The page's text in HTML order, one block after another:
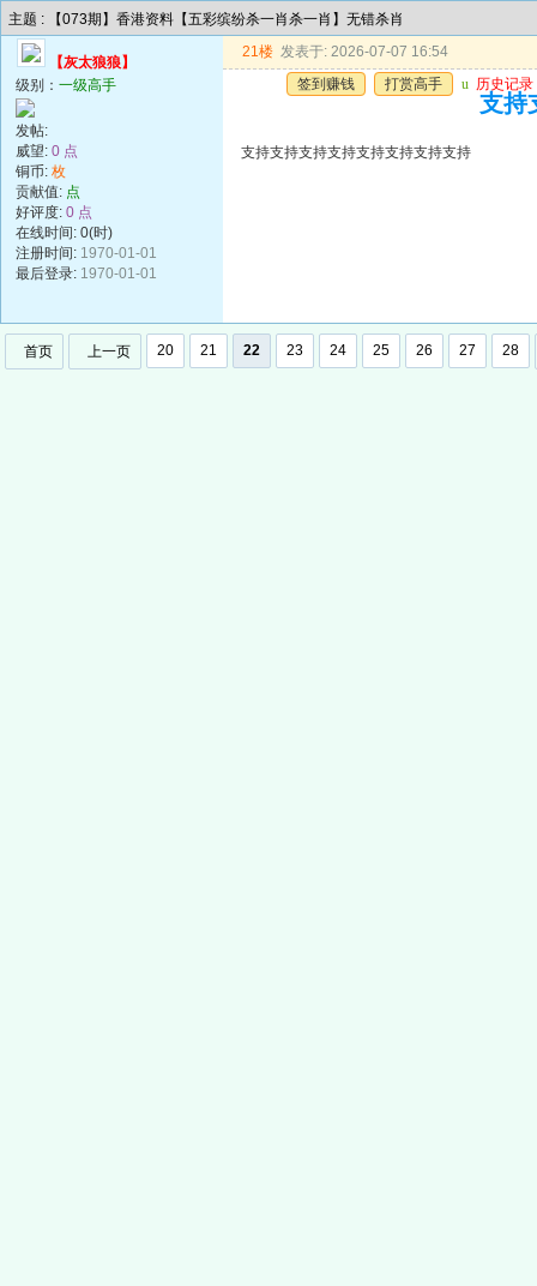
主题 : 【073期】香港资料【五彩缤纷杀一肖杀一肖】无错杀肖
【灰太狼狼】
级别： 一级高手
发帖:
威望: 0 点
铜币: 枚
贡献值: 点
好评度: 0 点
在线时间: 0(时)
注册时间: 1970-01-01
最后登录: 1970-01-01
21楼 发表于: 2026-07-07 16:54
签到赚钱
打赏高手 u 历史记录
支持
支持支持支持支持支持支持支持支持
首页 上一页 20 21 22 23 24 25 26 27 28